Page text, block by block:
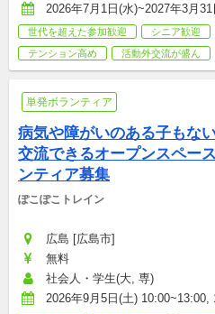
2026年7月1日(水)~2027年3月31
世代を超えた参加歓迎 シニア歓迎
テンション高め
活動外交流が盛ん
単発ボランティア
病気や障がいのある子もな
交流できるオープンスペー
ンティア募集
ぽこぽこトレイン
広島 [広島市]
無料
社会人・学生(大, 専)
2026年9月5日(土) 10:00~13:00,